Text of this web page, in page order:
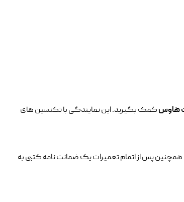
هاوسکمک بگیرید. این نمایندگی با تکنسین های
همچنین پس از اتمام تعمیرات یک ضمانت نامه کتبی به